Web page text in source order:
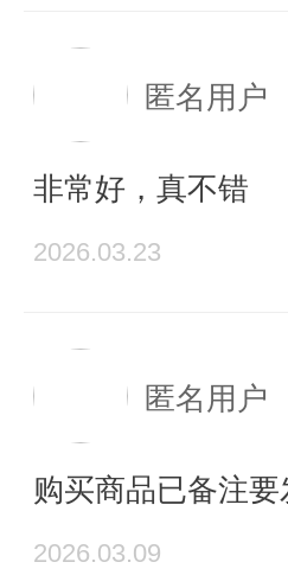
匿名用户
非常好，真不错
2026.03.23
匿名用户
购买商品已备注
2026.03.09